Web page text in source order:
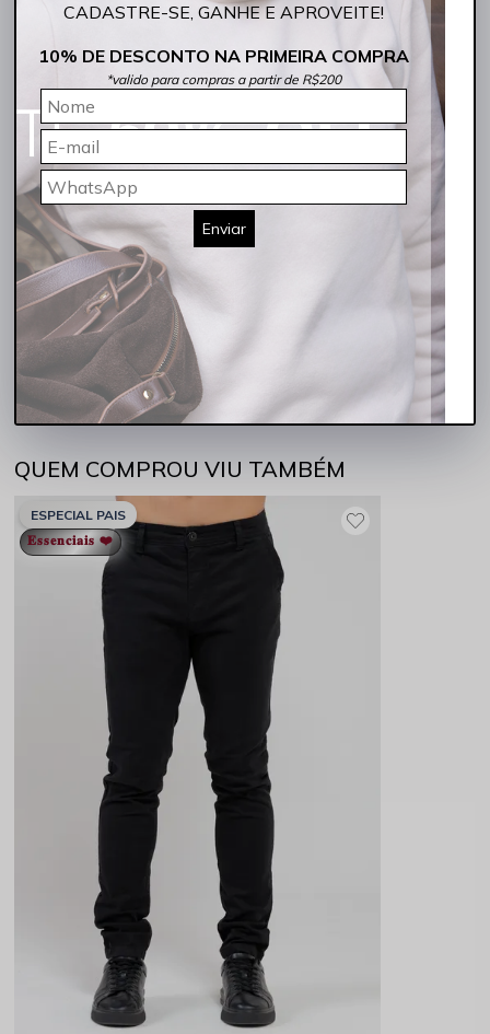
Código identificador (SKU):243067-50002
Bermuda Masculina Chinona corazul marinhotraz um estilo
versátil e moderno para o guarda-roupa masculino. Feita com uma
composição que mistura algodão e elastano, proporciona conforto e
flexibilidade em todos os momentos. Seu design chino oferece uma
pegada sofisticada, ideal tanto para ocasiões mais casuais quanto
para um look mais arrumado. A cor
é uma excelente
opção para combinações com camisas polo ou camisetas básicas,
garantindo praticidade e estilo.
Destaques:
Cor: Azul Marinho
Composição: 98% Algodão, 02% Elastano
Corte ajustado para um caimento perfeito
Confortável e flexível para o dia a dia
Sugestão de Look:
Combine com uma camisa polo e tênis branco
para um visual casual e despojado. Para mais inspirações, acesse o
Instagram @Rocksham.
QUEM COMPROU VIU TAMBÉM
𝐄𝐬𝐬𝐞𝐧𝐜𝐢𝐚𝐢𝐬 ❤️
ESPECIAL PAIS
CADASTRE-SE, GANHE E APROVEITE!
10% DE DESCONTO NA PRIMEIRA COMPRA
*valido para compras a partir de R$200
Enviar